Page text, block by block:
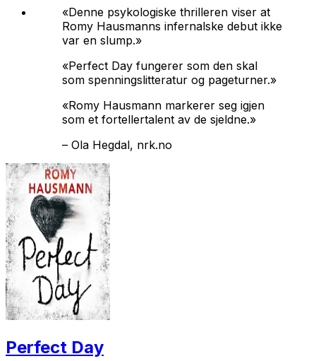
«Denne psykologiske thrilleren viser at
Romy Hausmanns infernalske debut ikke
var en slump.»
«Perfect Day fungerer som den skal
som spennings­litteratur og page­turner.»
«Romy Hausmann markerer seg igjen
som et forteller­talent av de sjeldne.»
– Ola Hegdal, nrk.no
Perfect Day